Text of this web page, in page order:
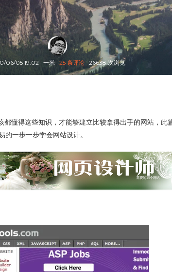
06/05 19:02 一米 25 条评论 26638 次浏览
懂得这些知识，才能够建立比较拿得出手的网站，此
一步一步学会网站设计。